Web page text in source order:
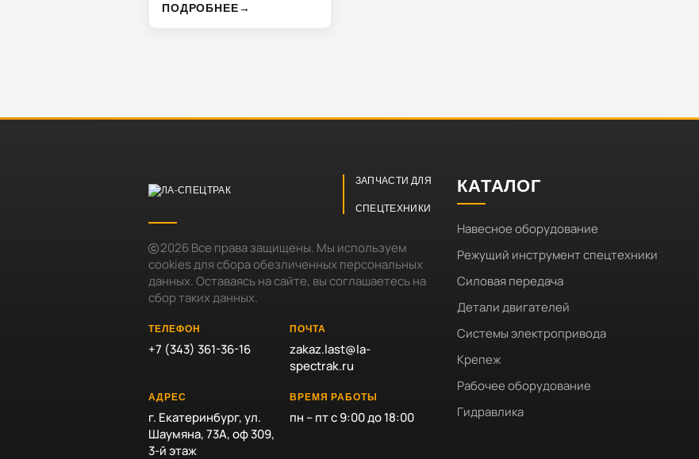
ПОДРОБНЕЕ→
ЗАПЧАСТИ ДЛЯ
СПЕЦТЕХНИКИ
2026Все права защищены. Мы используем
cookies для сбора обезличенных персональных
данных. Оставаясь на сайте, вы соглашаетесь на
сбор таких данных.
ТЕЛЕФОН
+7 (343) 361-36-16
ПОЧТА
zakaz.last@la-
spectrak.ru
АДРЕС
г. Екатеринбург, ул.
Шаумяна, 73А, оф 309,
3-й этаж
ВРЕМЯ РАБОТЫ
пн – пт с 9:00 до 18:00
КАТАЛОГ
Навесное оборудование
Режущий инструмент спецтехники
Силовая передача
Детали двигателей
Системы электропривода
Крепеж
Рабочее оборудование
Гидравлика